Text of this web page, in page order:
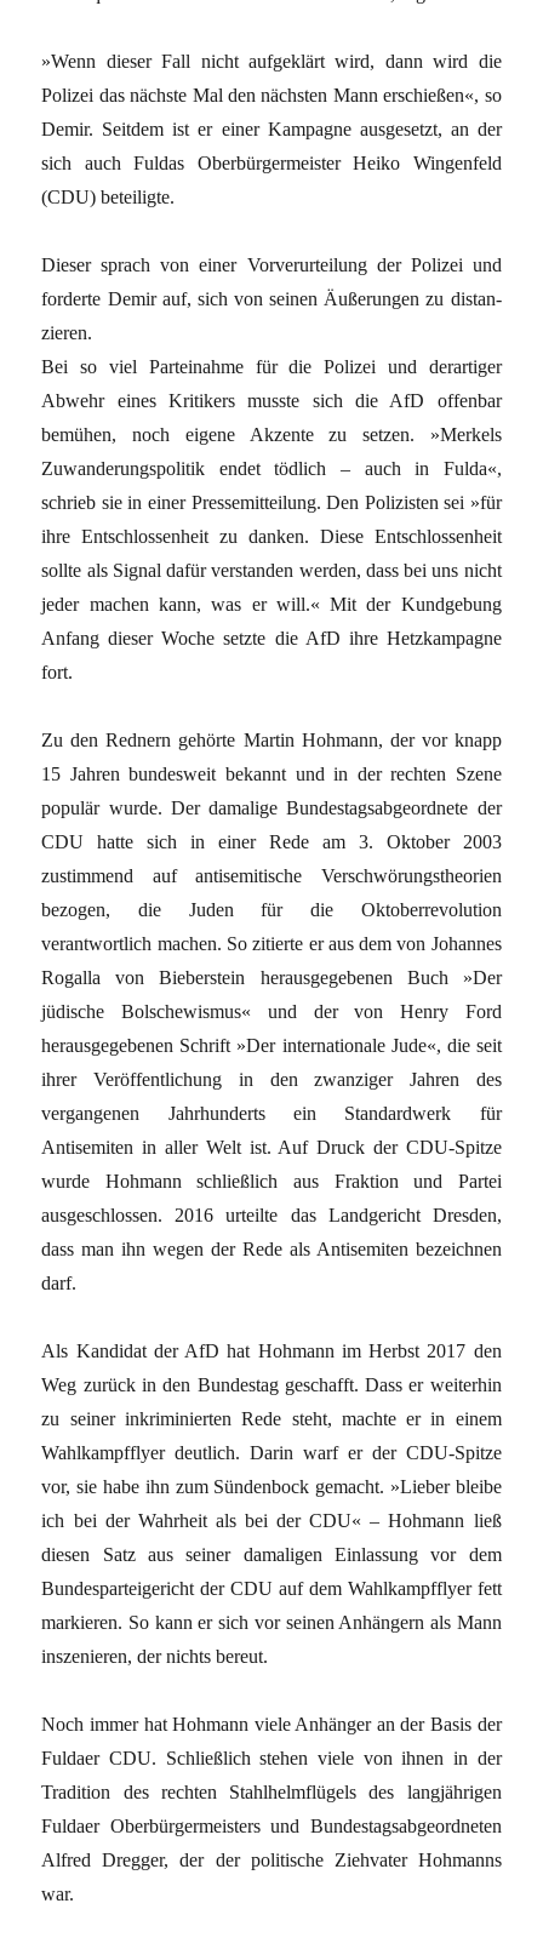
»Wenn dieser Fall nicht aufgeklärt wird, dann wird die
Polizei das nächste Mal den nächsten Mann erschießen«, so
Demir. Seitdem ist er ­einer Kampagne ausgesetzt, an der
sich auch Fuldas Oberbürgermeister Heiko Wingenfeld
(CDU) beteiligte.
Dieser sprach von einer Vorverurteilung der Polizei und
forderte Demir auf, sich von seinen Äußerungen zu distan­
zieren.
Bei so viel Parteinahme für die Polizei und derartiger
Abwehr eines Kritikers musste sich die AfD offenbar
bemühen, noch eigene Akzente zu setzen. »Merkels
Zuwanderungspolitik endet tödlich – auch in Fulda«,
schrieb sie in einer Pressemitteilung. Den Polizisten sei »für
ihre Entschlossenheit zu danken. Diese Entschlossenheit
sollte als Signal dafür verstanden werden, dass bei uns nicht
jeder machen kann, was er will.« Mit der Kundgebung
Anfang dieser Woche setzte die AfD ihre Hetzkampagne
fort.
Zu den Rednern gehörte Martin Hohmann, der vor knapp
15 Jahren bundesweit bekannt und in der rechten Szene
populär wurde. Der damalige Bundestagsabgeordnete der
CDU hatte sich in einer Rede am 3. Oktober 2003
zustimmend auf antisemitische Verschwörungstheorien
bezogen, die Juden für die Oktoberrevolution
verantwortlich machen. So zitierte er aus dem von Johannes
Rogalla von Bieberstein herausgegebenen Buch »Der
jüdische Bolschewismus« und der von Henry Ford
herausgegebenen Schrift »Der internationale Jude«, die seit
ihrer Veröffent­lichung in den zwanziger Jahren des
vergangenen Jahrhunderts ein Standardwerk für
Antisemiten in aller Welt ist. Auf Druck der CDU-Spitze
wurde Hohmann schließlich aus Fraktion und Partei
ausgeschlossen. 2016 urteilte das Landgericht Dresden,
dass man ihn wegen der Rede als Antisemiten bezeichnen
darf.
Als Kandidat der AfD hat Hohmann im Herbst 2017 den
Weg zurück in den Bundestag geschafft. Dass er weiterhin
zu seiner inkriminierten Rede steht, machte er in einem
Wahlkampfflyer deutlich. Darin warf er der CDU-Spitze
vor, sie habe ihn zum Sündenbock ­gemacht. »Lieber bleibe
ich bei der Wahrheit als bei der CDU« – Hohmann ließ
diesen Satz aus seiner damaligen Einlassung vor dem
Bundesparteigericht der CDU auf dem Wahlkampfflyer fett
markieren. So kann er sich vor seinen Anhängern als Mann
inszenieren, der nichts bereut.
Noch immer hat Hohmann viele Anhänger an der Basis der
Fuldaer CDU. Schließlich stehen viele von ihnen in der
Tradition des rechten Stahlhelmflügels des langjährigen
Fuldaer Oberbürgermeisters und Bundestagsabgeordneten
Alfred Dregger, der der politische Ziehvater Hohmanns
war.